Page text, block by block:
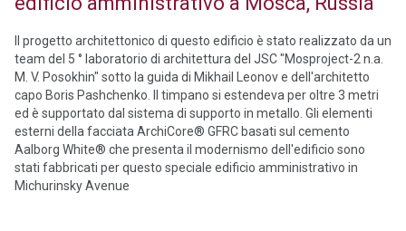
Il progetto architettonico di questo edificio è stato realizzato da un
team del 5 ° laboratorio di architettura del JSC "Mosproject-2 n.a.
M. V. Posokhin" sotto la guida di Mikhail Leonov e dell'architetto
capo Boris Pashchenko. Il timpano si estendeva per oltre 3 metri
ed è supportato dal sistema di supporto in metallo. Gli elementi
esterni della facciata ArchiCore® GFRC basati sul cemento
Aalborg White® che presenta il modernismo dell'edificio sono
stati fabbricati per questo speciale edificio amministrativo in
Michurinsky Avenue